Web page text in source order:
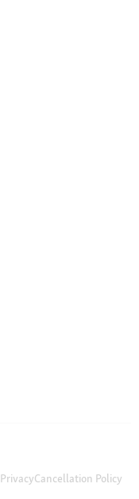
PrivacyCancellation Policy